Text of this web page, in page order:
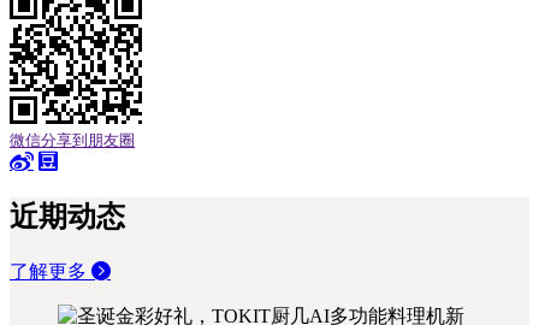
微信分享到朋友圈
近期动态
了解更多